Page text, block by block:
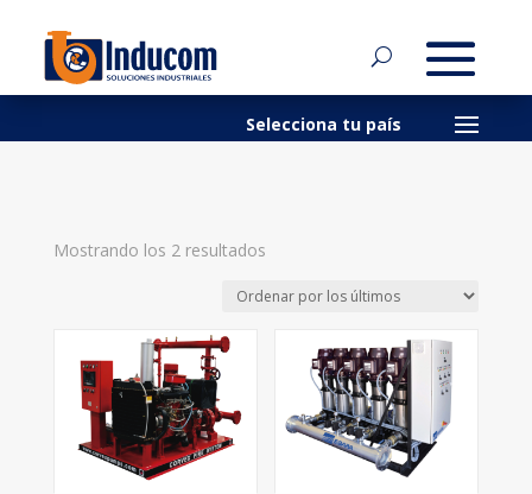
Mostrando los 2 resultadosOrdenado
los